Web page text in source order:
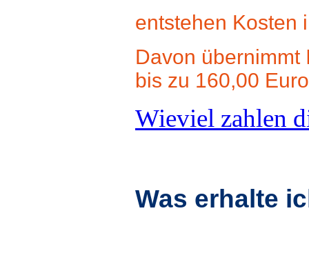
entstehen Kosten
Davon übernimmt
bis zu 160,00
Wieviel zahlen
Was erhalte